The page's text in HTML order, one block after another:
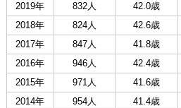
2019年
832人 42.0歳
2018年
824人 42.6歳
2017年
847人 41.8歳
2016年
946人 42.4歳
2015年
971人 41.6歳
2014年
954人 41.4歳